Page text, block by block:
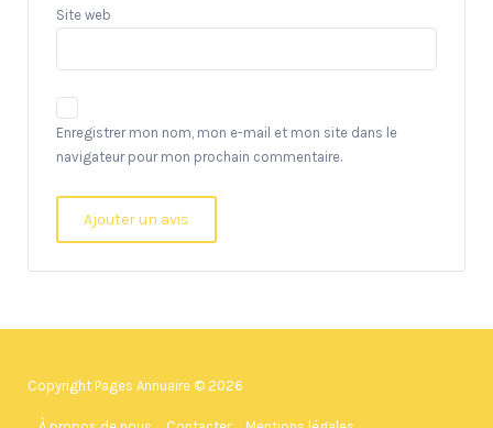
Site web
Enregistrer mon nom, mon e-mail et mon site dans le
navigateur pour mon prochain commentaire.
Copyright Pages Annuaire © 2026